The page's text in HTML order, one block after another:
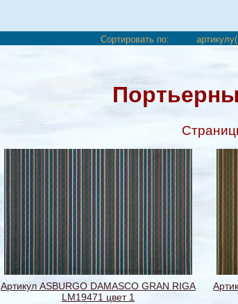
Сортировать по: артикулу(
Артикул ASBURGO DAMASCO GRAN RIGA
LM19471 цвет 1